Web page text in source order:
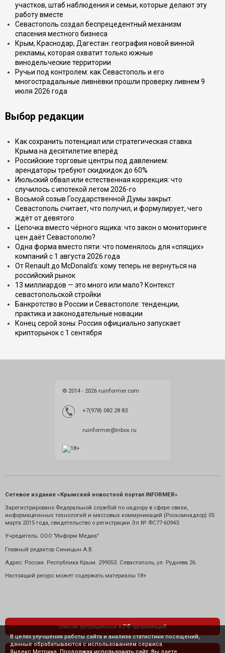
участков, штаб наблюдения и семьи, которые делают эту
работу вместе
Севастополь создал беспрецедентный механизм
спасения местного бизнеса
Крым, Краснодар, Дагестан: география новой винной
рекламы, которая охватит только южные
винодельческие территории
Ручьи под контролем: как Севастополь и его
многострадальные ливнёвки прошли проверку ливнем 9
июля 2026 года
Выбор редакции
Как сохранить потенциал или стратегическая ставка
Крыма на десятилетие вперёд
Российские торговые центры под давлением:
арендаторы требуют скидкидок до 60%
Июльский обвал или естественная коррекция: что
случилось с ипотекой летом 2026-го
Восьмой созыв Государственной Думы закрыт.
Севастополь считает, что получил, и формулирует, чего
ждёт от девятого
Цепочка вместо чёрного ящика: что закон о мониторинге
цен даёт Севастополю?
Одна форма вместо пяти: что поменялось для «спящих»
компаний с 1 августа 2026 года
От Renault до McDonald's: кому теперь не вернуться на
российский рынок
13 миллиардов — это много или мало? Контекст
севастопольской стройки
Банкротство в России и Севастополе: тенденции,
практика и законодательные новации
Конец серой зоны: Россия официально запускает
крипторынок с 1 сентября
© 2014 - 2026 ruinformer.com
+7(978) 082 28 83
ruinformer@inbox.ru
Сетевое издание «Крымский новостной портал INFORMER»
Зарегистрировано Федеральной службой по надзору в сфере связи,
информационных технологий и массовых коммуникаций (Роскомнадзор) 05
марта 2015 года, свидетельство о регистрации Эл № ФС77-60943.
Учредитель: ООО "Информ Медиа"
Главный редактор Синицын А.В.
Адрес: Россия. Республика Крым. 299053. Севастополь, ул. Руднева 26.
Настоящий ресурс может содержать материалы 18+
список запрещенных в РФ организаций
В целях улучшения работы сайта и анализа статистики посещений,
данные обрабатываются с использованием сервиса
Яндекс.Метрика. Продолжая использовать сайт, Вы даете